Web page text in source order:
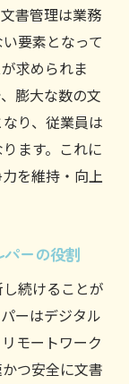
書管理は業務
要素となって
求められま
膨大な数の文
り、従業員は
ます。これに
を維持・向上
ーの役割
続けることが
ーはデジタル
モートワーク
つ安全に文書